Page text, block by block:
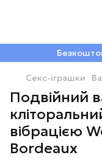
Секс-іграшки
Подвійний
вібрацією
Bordeaux